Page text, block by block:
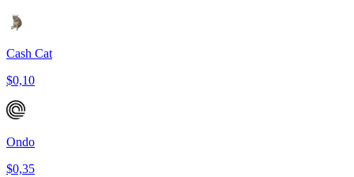
Cash Cat
$0,10
Ondo
$0,35